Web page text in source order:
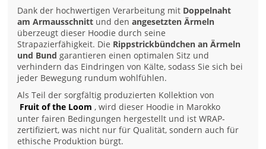
Dank der hochwertigen Verarbeitung mit Doppelnaht
am Armausschnitt und denangesetzten Ärmeln
überzeugt dieser Hoodie durch seine
Strapazierfähigkeit. Die Rippstrickbündchen an Ärmeln
und Bund garantieren einen optimalen Sitz und
verhindern das Eindringen von Kälte, sodass Sie sich bei
jeder Bewegung rundum wohlfühlen.
Als Teil der sorgfältig produzierten Kollektion von
Fruit of the Loom , wird dieser Hoodie in Marokko
unter fairen Bedingungen hergestellt und ist WRAP-
zertifiziert, was nicht nur für Qualität, sondern auch für
ethische Produktion bürgt.